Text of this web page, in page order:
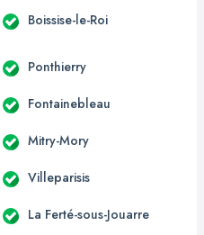
Boissise-le-Roi
Ponthierry
Fontainebleau
Mitry-Mory
Villeparisis
La Ferté-sous-Jouarre